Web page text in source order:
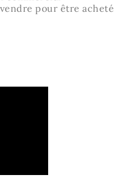
pour être acheté